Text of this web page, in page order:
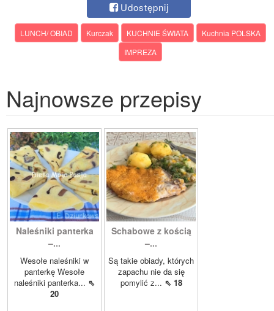
Udostępnij
LUNCH/ OBIAD Kurczak KUCHNIE ŚWIATA
Kuchnia POLSKA
IMPREZA
Najnowsze przepisy
Naleśniki panterka
–...
Wesołe naleśniki w
panterkę Wesołe
naleśniki panterka... ⇖
20
Schabowe z kością
–...
Są takie obiady, których
zapachu nie da się
pomylić z... ⇖ 18